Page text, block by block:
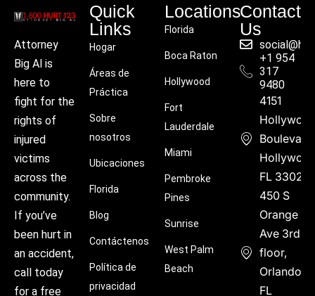
Attorney
Big Al is
here to
fight for the
rights of
injured
victims
across the
community.
If you’ve
been hurt in
an accident,
call today
for a free
Quick
Links
Hogar
Áreas de
Práctica
Sobre
nosotros
Ubicaciones
Florida
Blog
Contáctenos
Política de
privacidad
Locations
Florida
Boca Raton
Hollywood
Fort
Lauderdale
Miami
Pembroke
Pines
Sunrise
West Palm
Beach
Contact
Us
+1 954
317
9480
4151
Boulevard,
FL 33021
450 S
Orange
Ave 3rd
floor,
Orlando,
FL